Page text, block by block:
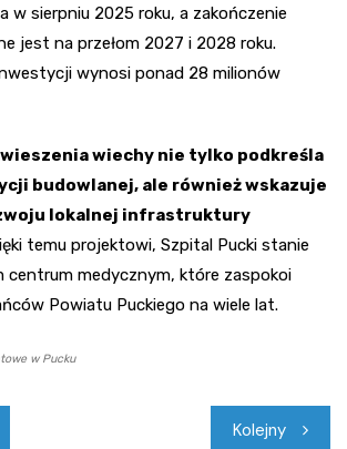
w sierpniu 2025 roku, a zakończenie
jest na przełom 2027 i 2028 roku.
wynosi ponad 28 milionów
wiechy nie tylko podkreśla
budowlanej, ale również wskazuje
lokalnej infrastruktury
temu projektowi, Szpital Pucki stanie
centrum medycznym, które zaspokoi
Powiatu Puckiego na wiele lat.
w Pucku
Kolejny